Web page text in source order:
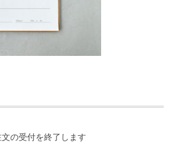
文の受付を終了します